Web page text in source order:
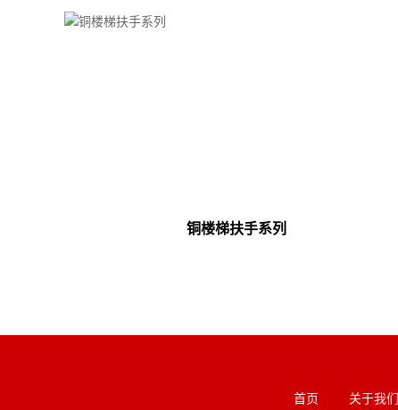
铜楼梯扶手系列
首页 关于我们